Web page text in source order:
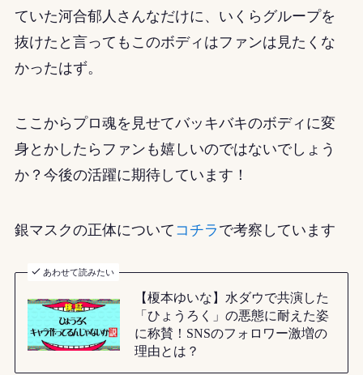
ていた河合郁人さんなだけに、いくらグループを
抜けたと言ってもこのボディはファンは見たくな
かったはず。
ここからプロ魂を見せてバッキバキのボディに変
身とかしたらファンも嬉しいのではないでしょう
か？今後の活躍に期待しています！
銀マスクの正体について コチラ で考察しています
あわせて読みたい
【榎本ゆいな】水ダウで共演した
「ひょうろく」の悪態に耐えた姿
に称賛！SNSのフォロワー激増の
理由とは？